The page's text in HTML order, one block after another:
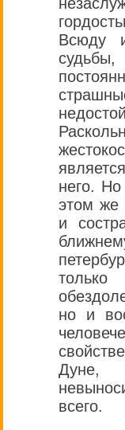
Всюду
него. Но
этом же
и
но и
Дуне,
всего.